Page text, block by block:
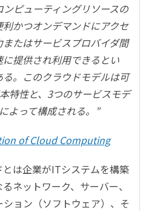
ピューティングリソースの
かつオンデマンドにアクセ
たはサービスプロバイダ間
提供され利用できるとい
。このクラウドモデルは可
特性と、3つのサービスモデ
よって構成される。”
of Cloud Computing
は企業がITシステムを構築
ネットワーク、サーバー、
ョン（ソフトウェア）、そ